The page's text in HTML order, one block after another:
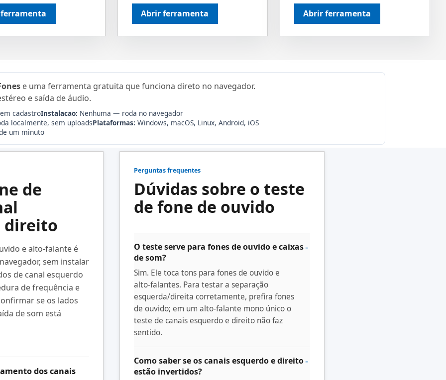
Abrir ferramenta Abrir ferramenta
e uma ferramenta gratuita que funciona direto no navegador.
e saída de áudio.
cadastroInstalacao: Nenhuma — roda no navegador
localmente, sem uploadsPlataformas: Windows, macOS, Linux, Android, iOS
um minuto
de
direito
e alto-falante é
sem instalar
de canal esquerdo
de frequência e
se os lados
de som está
dos canais
Perguntas frequentes
Dúvidas sobre o teste
de fone de ouvido
O teste serve para fones de ouvido e caixas
de som?
Sim. Ele toca tons para fones de ouvido e
alto-falantes. Para testar a separação
esquerda/direita corretamente, prefira fones
de ouvido; em um alto-falante mono único o
teste de canais esquerdo e direito não faz
sentido.
Como saber se os canais esquerdo e direito
estão invertidos?